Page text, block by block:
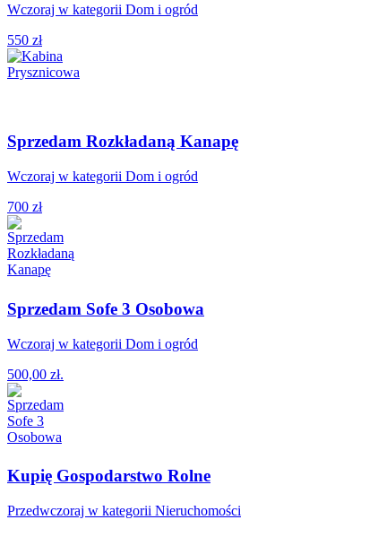
Wczoraj w kategorii Dom i ogród
550 zł
Sprzedam Rozkładaną Kanapę
Wczoraj w kategorii Dom i ogród
700 zł
Sprzedam Sofe 3 Osobowa
Wczoraj w kategorii Dom i ogród
500,00 zł.
Kupię Gospodarstwo Rolne
Przedwczoraj w kategorii Nieruchomości